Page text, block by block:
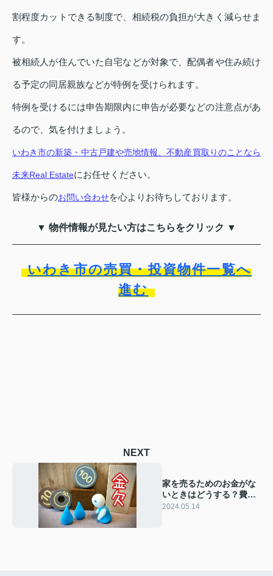
割程度カットできる制度で、相続税の負担が大きく減らせま
す。
被相続人が住んでいた自宅などが対象で、配偶者や住み続け
る予定の同居親族などが特例を受けられます。
特例を受けるには申告期限内に申告が必要などの注意点があ
るので、気を付けましょう。
いわき市の新築・中古戸建や売地情報、不動産買取りのことなら
未来Real Estateにお任せください。
皆様からのお問い合わせを心よりお待ちしております。
▼ 物件情報が見たい方はこちらをクリック ▼
いわき市の売買・投資物件一覧へ
進む
NEXT
家を売るためのお金がな
いときはどうする？費用
と注意点をご紹介
2024.05.14